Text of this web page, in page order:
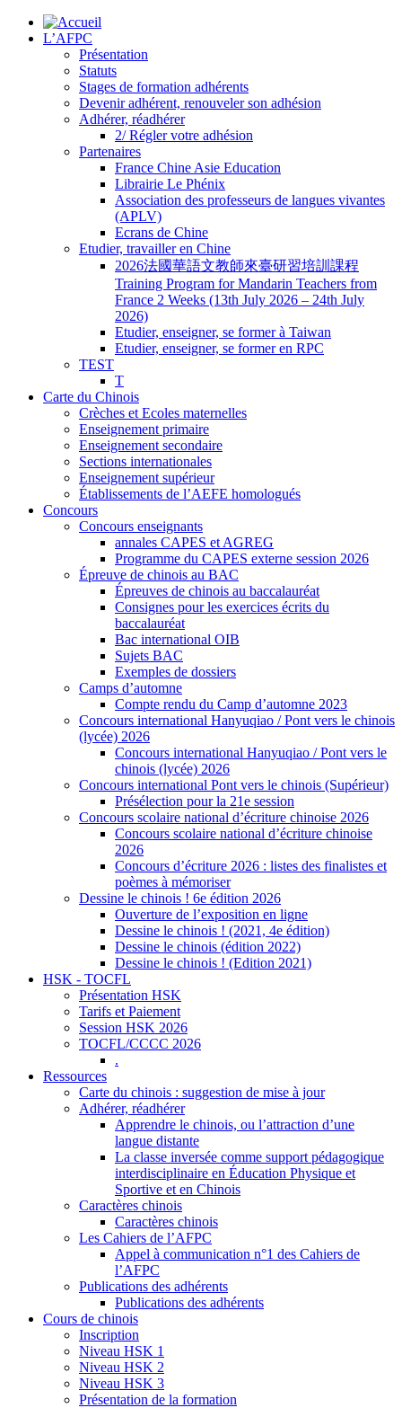
L’AFPC
Présentation
Statuts
Stages de formation adhérents
Devenir adhérent, renouveler son adhésion
Adhérer, réadhérer
2/ Régler votre adhésion
Partenaires
France Chine Asie Education
Librairie Le Phénix
Association des professeurs de langues vivantes
(APLV)
Ecrans de Chine
Etudier, travailler en Chine
2026法國華語文教師來臺研習培訓課程
Training Program for Mandarin Teachers from
France 2 Weeks (13th July 2026 – 24th July
2026)
Etudier, enseigner, se former à Taiwan
Etudier, enseigner, se former en RPC
TEST
T
Carte du Chinois
Crèches et Ecoles maternelles
Enseignement primaire
Enseignement secondaire
Sections internationales
Enseignement supérieur
Établissements de l’AEFE homologués
Concours
Concours enseignants
annales CAPES et AGREG
Programme du CAPES externe session 2026
Épreuve de chinois au BAC
Épreuves de chinois au baccalauréat
Consignes pour les exercices écrits du
baccalauréat
Bac international OIB
Sujets BAC
Exemples de dossiers
Camps d’automne
Compte rendu du Camp d’automne 2023
Concours international Hanyuqiao / Pont vers le chinois
(lycée) 2026
Concours international Hanyuqiao / Pont vers le
chinois (lycée) 2026
Concours international Pont vers le chinois (Supérieur)
Présélection pour la 21e session
Concours scolaire national d’écriture chinoise 2026
Concours scolaire national d’écriture chinoise
2026
Concours d’écriture 2026 : listes des finalistes et
poèmes à mémoriser
Dessine le chinois ! 6e édition 2026
Ouverture de l’exposition en ligne
Dessine le chinois ! (2021, 4e édition)
Dessine le chinois (édition 2022)
Dessine le chinois ! (Edition 2021)
HSK - TOCFL
Présentation HSK
Tarifs et Paiement
Session HSK 2026
TOCFL/CCCC 2026
.
Ressources
Carte du chinois : suggestion de mise à jour
Adhérer, réadhérer
Apprendre le chinois, ou l’attraction d’une
langue distante
La classe inversée comme support pédagogique
interdisciplinaire en Éducation Physique et
Sportive et en Chinois
Caractères chinois
Caractères chinois
Les Cahiers de l’AFPC
Appel à communication n°1 des Cahiers de
l’AFPC
Publications des adhérents
Publications des adhérents
Cours de chinois
Inscription
Niveau HSK 1
Niveau HSK 2
Niveau HSK 3
Présentation de la formation